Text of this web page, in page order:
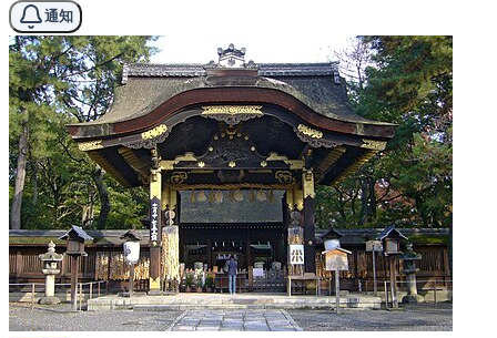
通知